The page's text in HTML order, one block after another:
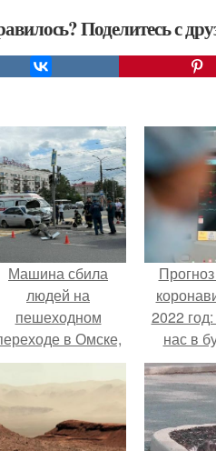
Поделитесь с
Машина сбила
людей на
пешеходном
в Омске,
пострадали 8
человек.
2022
нас в